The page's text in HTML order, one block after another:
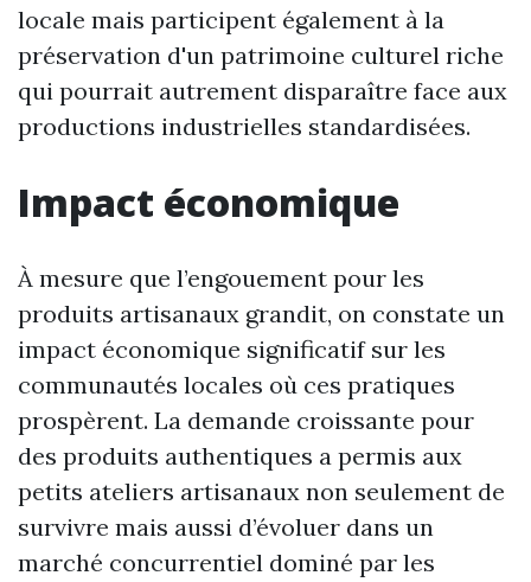
locale mais participent également à la
préservation d'un patrimoine culturel riche
qui pourrait autrement disparaître face aux
productions industrielles standardisées.
Impact économique
À mesure que l’engouement pour les
produits artisanaux grandit, on constate un
impact économique significatif sur les
communautés locales où ces pratiques
prospèrent. La demande croissante pour
des produits authentiques a permis aux
petits ateliers artisanaux non seulement de
survivre mais aussi d’évoluer dans un
marché concurrentiel dominé par les